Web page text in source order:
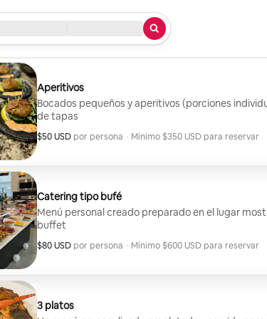
Llegada / Salida
Aperitivos
Bocados pequeños y aperitivos (porciones
de tapas
$50 USD por persona
$50 USD por huésped · Mínimo $350 USD para reservar
Catering tipo bufé
Menú personal creado preparado en el lugar
buffet
$80 USD por persona
$80 USD por huésped · Mínimo $600 USD para reservar
3 platos